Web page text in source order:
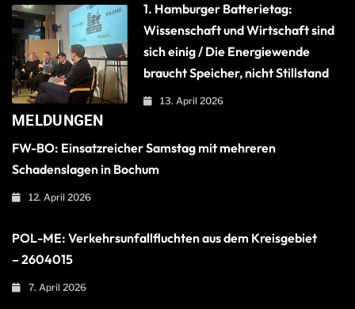
1. Hamburger Batterietag:
Wissenschaft und Wirtschaft sind
sich einig / Die Energiewende
braucht Speicher, nicht Stillstand
13. April 2026
MELDUNGEN
FW-BO: Einsatzreicher Samstag mit mehreren
Schadenslagen in Bochum
12. April 2026
POL-ME: Verkehrsunfallfluchten aus dem Kreisgebiet
– 2604015
7. April 2026